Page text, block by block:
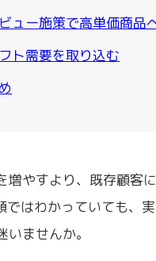
ュー施策で高単価商品
ト需要を取り込む
増やすより、既存顧客
はわかっていても、
いませんか。